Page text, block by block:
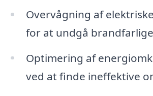
Overvågning af
for at undgå
Optimering af
ved at finde ineffektive